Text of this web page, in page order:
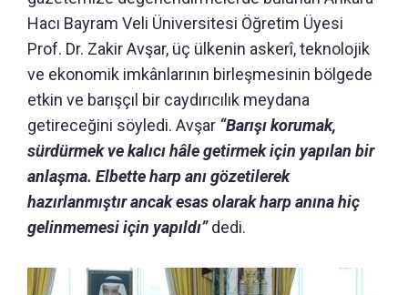
Hacı Bayram Veli Üniversitesi Öğretim Üyesi
Prof. Dr. Zakir Avşar, üç ülkenin askerî, teknolojik
ve ekonomik imkânlarının birleşmesinin bölgede
etkin ve barışçıl bir caydırıcılık meydana
getireceğini söyledi. Avşar “Barışı korumak,
sürdürmek ve kalıcı hâle getirmek için yapılan bir
anlaşma. Elbette harp anı gözetilerek
hazırlanmıştır ancak esas olarak harp anına hiç
gelinmemesi için yapıldı”dedi.